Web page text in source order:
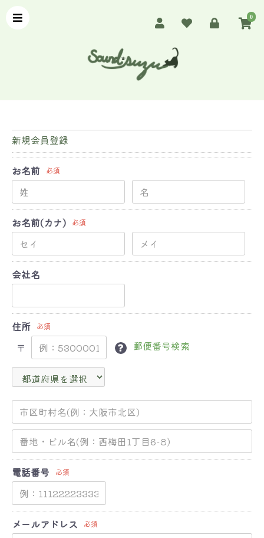
0
新規会員登録
お名前 必須
お名前(カナ) 必須
会社名
住所 必須
〒 郵便番号検索
電話番号 必須
メールアドレス 必須